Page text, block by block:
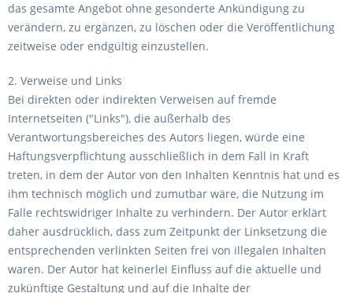
das gesamte Angebot ohne gesonderte Ankündigung zu
verändern, zu ergänzen, zu löschen oder die Veröffentlichung
zeitweise oder endgültig einzustellen.
2. Verweise und Links
Bei direkten oder indirekten Verweisen auf fremde
Internetseiten ("Links"), die außerhalb des
Verantwortungsbereiches des Autors liegen, würde eine
Haftungsverpflichtung ausschließlich in dem Fall in Kraft
treten, in dem der Autor von den Inhalten Kenntnis hat und es
ihm technisch möglich und zumutbar wäre, die Nutzung im
Falle rechtswidriger Inhalte zu verhindern. Der Autor erklärt
daher ausdrücklich, dass zum Zeitpunkt der Linksetzung die
entsprechenden verlinkten Seiten frei von illegalen Inhalten
waren. Der Autor hat keinerlei Einfluss auf die aktuelle und
zukünftige Gestaltung und auf die Inhalte der